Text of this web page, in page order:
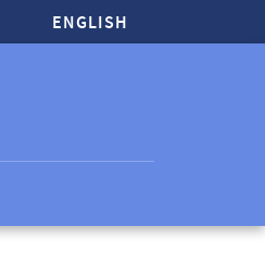
ENGLISH